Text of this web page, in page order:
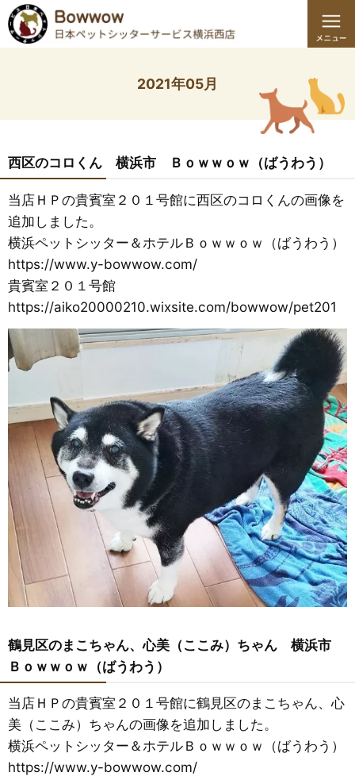
2021年05月
西区のコロくん 横浜市 Ｂｏｗｗｏｗ（ばうわう）
当店ＨＰの貴賓室２０１号館に西区のコロくんの画像を
追加しました。
横浜ペットシッター＆ホテルＢｏｗｗｏｗ（ばうわう）
https://www.y-bowwow.com/
貴賓室２０１号館
https://aiko20000210.wixsite.com/bowwow/pet201
鶴見区のまこちゃん、心美（ここみ）ちゃん 横浜市
Ｂｏｗｗｏｗ（ばうわう）
当店ＨＰの貴賓室２０１号館に鶴見区のまこちゃん、心
美（ここみ）ちゃんの画像を追加しました。
横浜ペットシッター＆ホテルＢｏｗｗｏｗ（ばうわう）
https://www.y-bowwow.com/